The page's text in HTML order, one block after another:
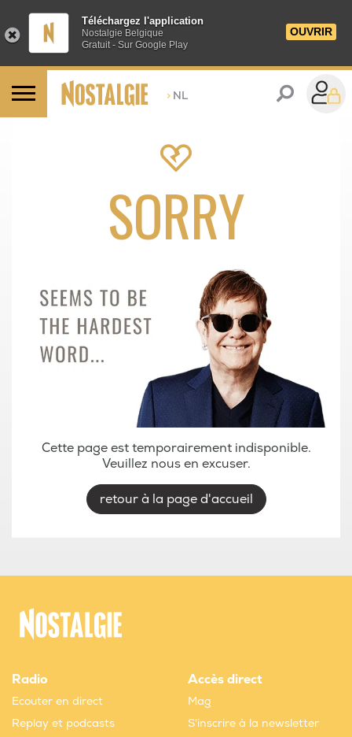
Téléchargez l'application
Nostalgie Belgique
Gratuit - Sur Google Play
OUVRIR
> NL
SORRY
Cette page est temporairement indisponible.
Veuillez nous en excuser.
retour à la page d'accueil
Radio
Ecouter en direct
Replay et podcasts
Accès direct
Mag
S'inscrire à la newsletter